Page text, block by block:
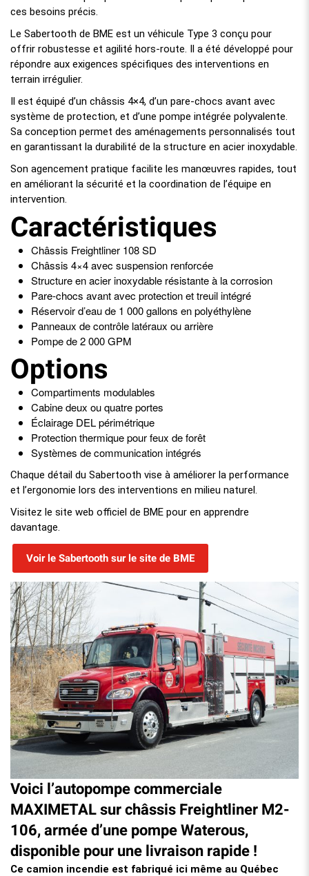
ces besoins précis.
Le Sabertooth de BME est un véhicule Type 3 conçu pour
offrir robustesse et agilité hors-route. Il a été développé pour
répondre aux exigences spécifiques des interventions en
terrain irrégulier.
Il est équipé d’un châssis 4×4, d’un pare-chocs avant avec
système de protection, et d’une pompe intégrée polyvalente.
Sa conception permet des aménagements personnalisés tout
en garantissant la durabilité de la structure en acier inoxydable.
Son agencement pratique facilite les manœuvres rapides, tout
en améliorant la sécurité et la coordination de l’équipe en
intervention.
Caractéristiques
Châssis Freightliner 108 SD
Châssis 4×4 avec suspension renforcée
Structure en acier inoxydable résistante à la corrosion
Pare-chocs avant avec protection et treuil intégré
Réservoir d’eau de 1 000 gallons en polyéthylène
Panneaux de contrôle latéraux ou arrière
Pompe de 2 000 GPM
Options
Compartiments modulables
Cabine deux ou quatre portes
Éclairage DEL périmétrique
Protection thermique pour feux de forêt
Systèmes de communication intégrés
Chaque détail du Sabertooth vise à améliorer la performance
et l’ergonomie lors des interventions en milieu naturel.
Visitez le site web officiel de BME pour en apprendre
davantage.
Voir le Sabertooth sur le site de BME
Voici l’autopompe commerciale
MAXIMETAL sur châssis Freightliner M2-
106, armée d’une pompe Waterous,
disponible pour une livraison rapide !
Ce camion incendie est fabriqué ici même au Québec